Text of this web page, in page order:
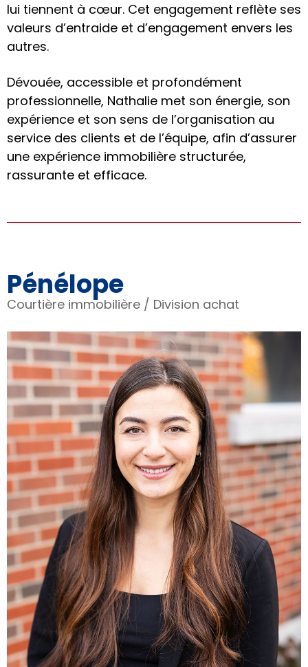
lui tiennent à cœur. Cet engagement reflète ses
valeurs d’entraide et d’engagement envers les
autres.
Dévouée, accessible et profondément
professionnelle, Nathalie met son énergie, son
expérience et son sens de l’organisation au
service des clients et de l’équipe, afin d’assurer
une expérience immobilière structurée,
rassurante et efficace.
Pénélope
Courtière immobilière / Division achat